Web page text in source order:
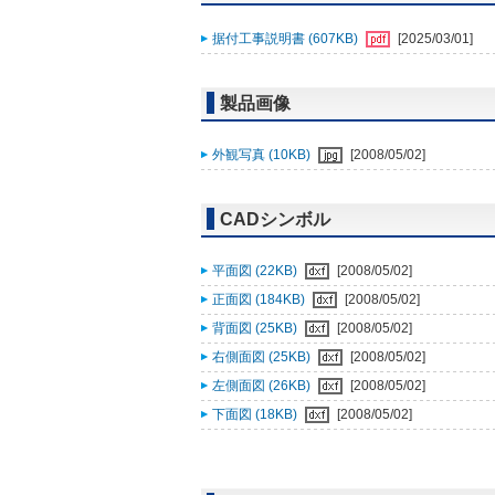
据付工事説明書 (607KB) [2025/03/01]
製品画像
外観写真 (10KB) [2008/05/02]
CADシンボル
平面図 (22KB)
[2008/05/02]
正面図 (184KB)
[2008/05/02]
背面図 (25KB)
[2008/05/02]
右側面図 (25KB)
[2008/05/02]
左側面図 (26KB)
[2008/05/02]
下面図 (18KB)
[2008/05/02]